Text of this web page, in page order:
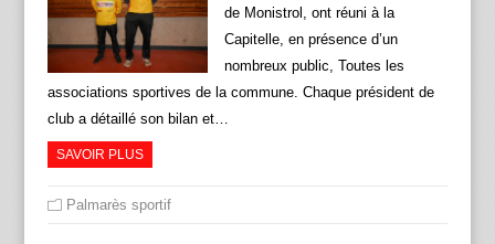
de Monistrol, ont réuni à la
Capitelle, en présence d’un
nombreux public, Toutes les
associations sportives de la commune. Chaque président de
club a détaillé son bilan et…
SAVOIR PLUS
Palmarès sportif